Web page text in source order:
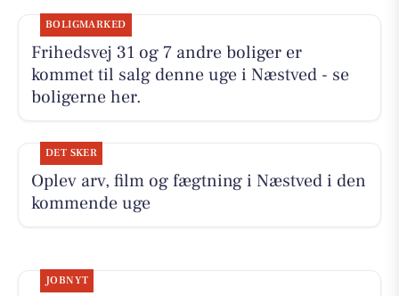
BOLIGMARKED
Frihedsvej 31 og 7 andre boliger er
kommet til salg denne uge i Næstved - se
boligerne her.
DET SKER
Oplev arv, film og fægtning i Næstved i den
kommende uge
JOBNYT